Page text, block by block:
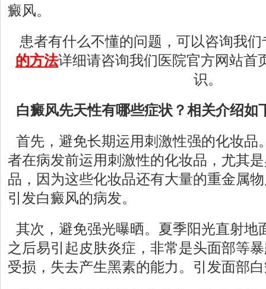
癜风。
患者有什么不懂的问题，可以咨询我们
的方法详细请咨询我们医院官方网站首
识。
白癜风先天性有哪些症状？相关介绍如
首先，避免长期运用刺激性强的化妆品
者在病发前运用刺激性的化妆品，尤其
品，因为这些化妆品还有大量的重金属
引发白癜风的病发。
其次，避免强光曝晒。夏季阳光直射地
之后易引起皮肤炎症，非常是头面部等
受损，失去产生黑素的能力。引发面部